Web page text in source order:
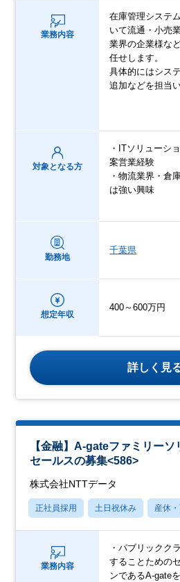
業務内容
在庫管理システ
いて流通・小売
業界の企業様な
任せします。
具体的にはシス
追加などを担当
対象となる方
・ITソリューシ
案営業経験
・物流業界・倉
は強い興味
勤務地
千葉県
想定年収
400～600万円
詳しく見
【金融】A-gateファミリー
セールスの募集<586>
株式会社NTTデータ
正社員採用 土日祝休み 産休
業務内容
・パブリックク
することための
ンであるA-gate